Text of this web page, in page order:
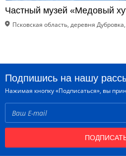
Частный музей «Медовый
Псковская область, деревня
Подпишись на нашу
Нажимая кнопку «Подписаться», вы